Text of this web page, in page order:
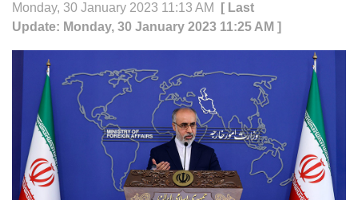
Monday, 30 January 2023 11:13 AM
[ Last
Update: Monday, 30 January 2023 11:25 AM ]